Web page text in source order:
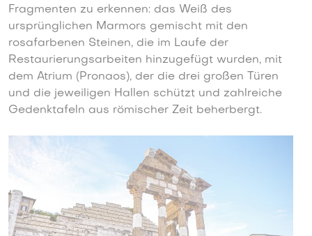
Fragmenten zu erkennen: das Weiß des
ursprünglichen Marmors gemischt mit den
rosafarbenen Steinen, die im Laufe der
Restaurierungsarbeiten hinzugefügt wurden, mit
dem Atrium (Pronaos), der die drei großen Türen
und die jeweiligen Hallen schützt und zahlreiche
Gedenktafeln aus römischer Zeit beherbergt.